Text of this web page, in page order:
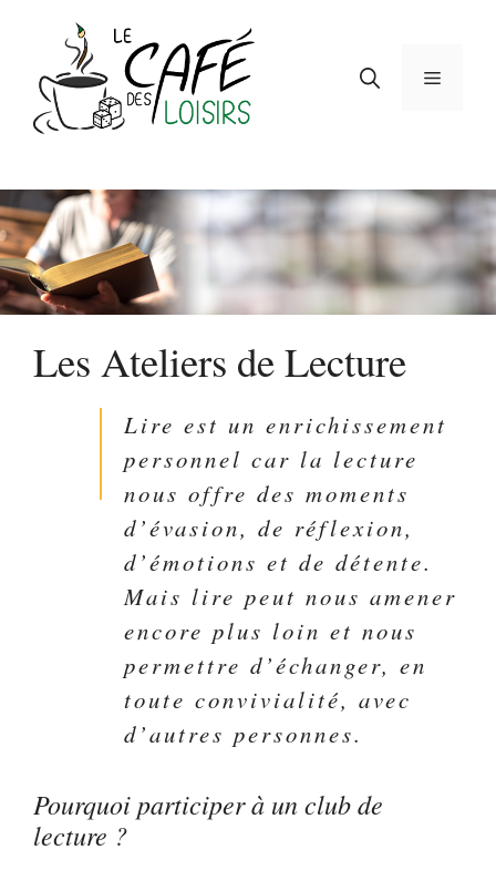
contenu
Menu
Les Ateliers de Lecture
Lire est un enrichissement
personnel car la lecture
nous offre des moments
d’évasion, de réflexion,
d’émotions et de détente.
Mais lire peut nous amener
encore plus loin et nous
permettre d’échanger, en
toute convivialité, avec
d’autres personnes.
Pourquoi participer à un club de
lecture ?